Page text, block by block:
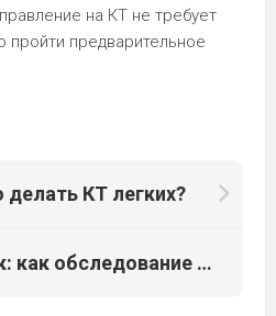
на КТ не требует
пройти предварительное
КТ легких?
КТ легких и рак: как обследование может помочь?